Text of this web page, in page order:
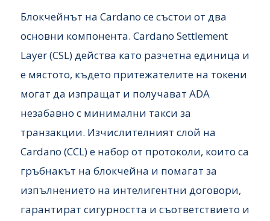
Блокчейнът на Cardano се състои от два
основни компонента. Cardano Settlement
Layer (CSL) действа като разчетна единица и
е мястото, където притежателите на токени
могат да изпращат и получават ADA
незабавно с минимални такси за
транзакции. Изчислителният слой на
Cardano (CCL) е набор от протоколи, които са
гръбнакът на блокчейна и помагат за
изпълнението на интелигентни договори,
гарантират сигурността и съответствието и